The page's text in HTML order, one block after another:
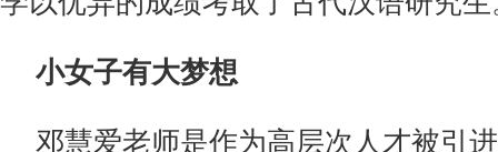
小女子有大梦想
邓慧爱老师是作为高层次人才被引